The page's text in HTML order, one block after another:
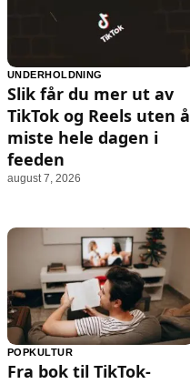
UNDERHOLDNING
Slik får du mer ut av
TikTok og Reels uten å
miste hele dagen i
feeden
august 7, 2026
POPKULTUR
Fra bok til TikTok-